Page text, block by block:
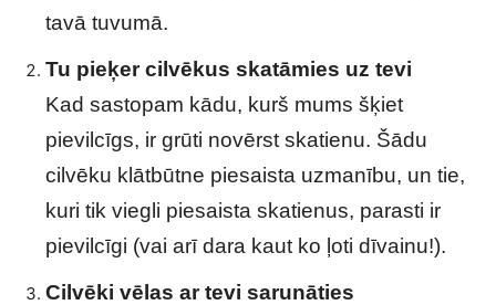
tavā tuvumā.
Tu pieķer cilvēkus skatāmies uz tevi
Kad sastopam kādu, kurš mums šķiet
pievilcīgs, ir grūti novērst skatienu. Šādu
cilvēku klātbūtne piesaista uzmanību, un tie,
kuri tik viegli piesaista skatienus, parasti ir
pievilcīgi (vai arī dara kaut ko ļoti dīvainu!).
Cilvēki vēlas ar tevi sarunāties